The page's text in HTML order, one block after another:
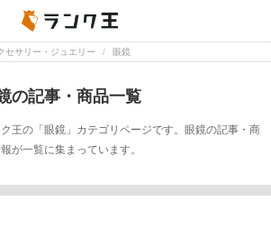
セサリー・ジュエリー 眼鏡
の記事・商品一覧
王の「眼鏡」カテゴリページです。眼鏡の記事・商
が一覧に集まっています。